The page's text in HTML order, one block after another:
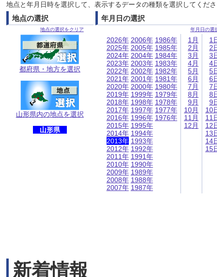
地点と年月日時を選択して、表示するデータの種類を選択してくだ
地点の選択
地点の選択をクリア
都府県・地方を選択
山形県内の地点を選択
山形県
年月日の選択
年月日の選
2026年
2025年
2024年
2023年
2022年
2021年
2020年
2019年
2018年
2017年
2016年
2015年
2014年
2013年
2012年
2011年
2010年
2009年
2008年
2007年
2006年
2005年
2004年
2003年
2002年
2001年
2000年
1999年
1998年
1997年
1996年
1995年
1994年
1993年
1992年
1991年
1990年
1989年
1988年
1987年
1986年
1985年
1984年
1983年
1982年
1981年
1980年
1979年
1978年
1977年
1976年
1月
2月
3月
4月
5月
6月
7月
8月
9月
10月
11月
12月
1
2
3
4
5
6
7
8
9
10
11
12
13
14
15
新着情報